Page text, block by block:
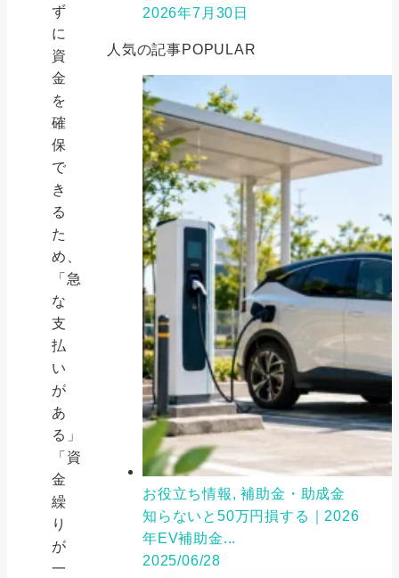
ず
に
資
金
を
確
保
で
き
る
た
め、
「急
な
支
払
い
が
あ
る」
「資
金
繰
り
が
一
2026年7月30日
人気の記事POPULAR
お役立ち情報, 補助金・助成金
知らないと50万円損する｜2026
年EV補助金...
2025/06/28